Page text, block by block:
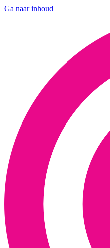
Ga naar inhoud